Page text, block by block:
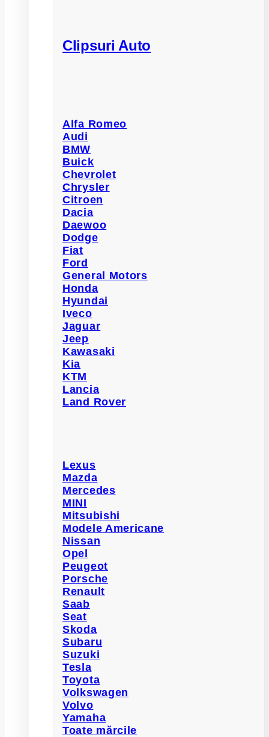
Clipsuri Auto
Alfa Romeo
Audi
BMW
Buick
Chevrolet
Chrysler
Citroen
Dacia
Daewoo
Dodge
Fiat
Ford
General Motors
Honda
Hyundai
Iveco
Jaguar
Jeep
Kawasaki
Kia
KTM
Lancia
Land Rover
Lexus
Mazda
Mercedes
MINI
Mitsubishi
Modele Americane
Nissan
Opel
Peugeot
Porsche
Renault
Saab
Seat
Skoda
Subaru
Suzuki
Tesla
Toyota
Volkswagen
Volvo
Yamaha
Toate mărcile